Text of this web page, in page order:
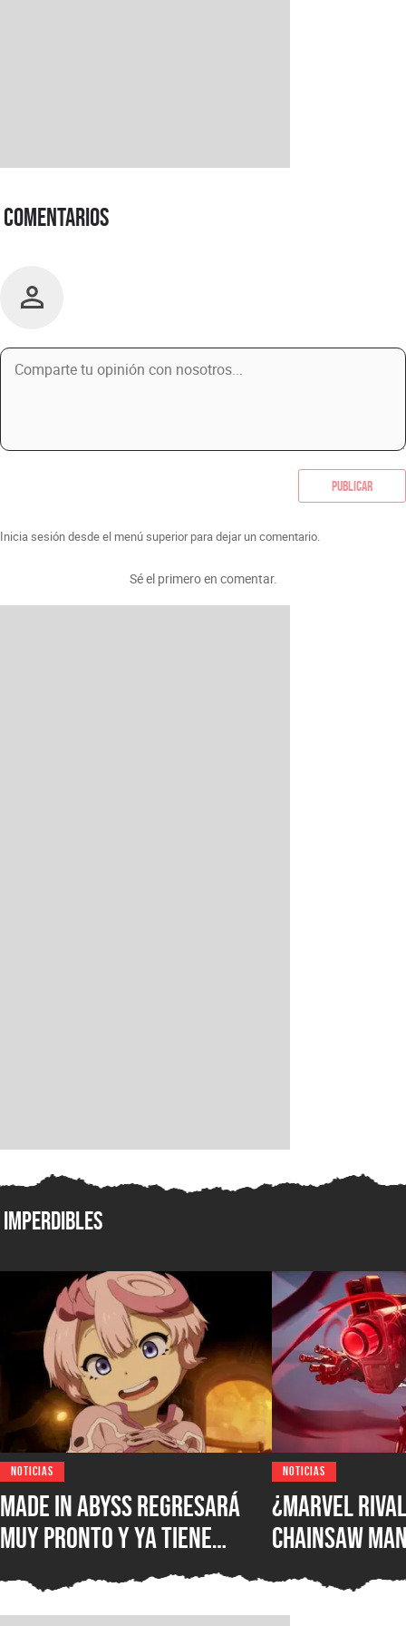
Comentarios
Publicar
Inicia sesión desde el menú superior para dejar un comentario.
Sé el primero en comentar.
Imperdibles
NOTICIAS
Made in Abyss regresará
muy pronto y ya tiene
ventana de estreno, la
nueva película llegará a
NOTICIAS
¿Marvel
Chainsaw
comparan a
Demonio